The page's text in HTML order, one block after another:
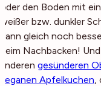
oder den Boden mit
weißer bzw. dunkler
dann gleich noch
beim Nachbacken!
anderen gesünderen
veganen Apfelkuchen